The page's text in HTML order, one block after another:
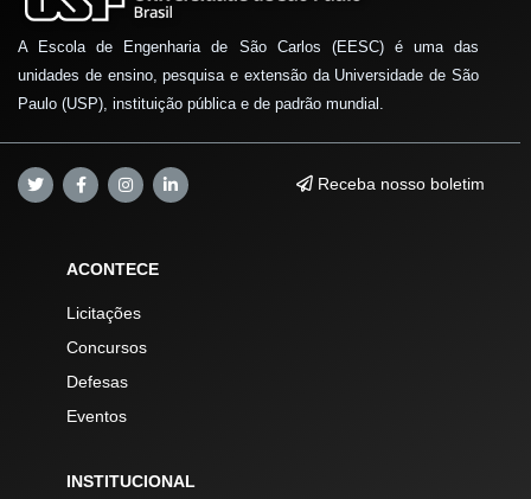
A Escola de Engenharia de São Carlos (EESC) é uma das
unidades de ensino, pesquisa e extensão da Universidade de São
Paulo (USP), instituição pública e de padrão mundial.
Receba nosso boletim
ACONTECE
Licitações
Concursos
Defesas
Eventos
INSTITUCIONAL